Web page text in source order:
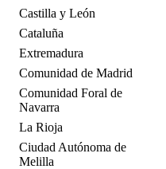
Castilla y León
Cataluña
Extremadura
Comunidad de Madrid
Comunidad Foral de
Navarra
La Rioja
Ciudad Autónoma de
Melilla